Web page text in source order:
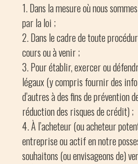
Dans la mesure où nous
par la loi ;
Dans le cadre de toute
cours ou à venir ;
Pour établir, exercer ou
légaux (y compris fournir des
d’autres à des fins de prévention
réduction des risques de crédit) ;
À l’acheteur (ou acheteur
entreprise ou actif en notre
souhaitons (ou envisageons de)